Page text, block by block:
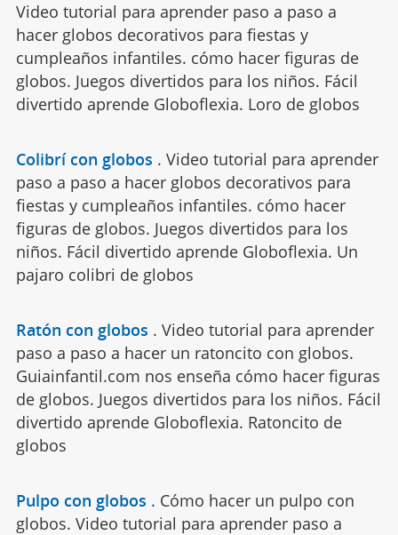
Video tutorial para aprender paso a paso a
hacer globos decorativos para fiestas y
cumpleaños infantiles. cómo hacer figuras de
globos. Juegos divertidos para los niños. Fácil
divertido aprende Globoflexia. Loro de globos
Colibrí con globos . Video tutorial para aprender
paso a paso a hacer globos decorativos para
fiestas y cumpleaños infantiles. cómo hacer
figuras de globos. Juegos divertidos para los
niños. Fácil divertido aprende Globoflexia. Un
pajaro colibri de globos
Ratón con globos . Video tutorial para aprender
paso a paso a hacer un ratoncito con globos.
Guiainfantil.com nos enseña cómo hacer figuras
de globos. Juegos divertidos para los niños. Fácil
divertido aprende Globoflexia. Ratoncito de
globos
Pulpo con globos . Cómo hacer un pulpo con
globos. Video tutorial para aprender paso a